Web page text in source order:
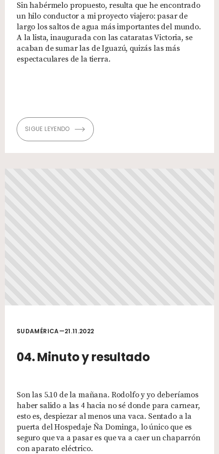
Sin habérmelo propuesto, resulta que he encontrado
un hilo conductor a mi proyecto viajero: pasar de
largo los saltos de agua más importantes del mundo.
A la lista, inaugurada con las cataratas Victoria, se
acaban de sumar las de Iguazú, quizás las más
espectaculares de la tierra.
SIGUE LEYENDO
SUDAMÉRICA—21.11.2022
04. Minuto y resultado
Son las 5.10 de la mañana. Rodolfo y yo deberíamos
haber salido a las 4 hacia no sé donde para carnear,
esto es, despiezar al menos una vaca. Sentado a la
puerta del Hospedaje Ña Dominga, lo único que es
seguro que va a pasar es que va a caer un chaparrón
con aparato eléctrico.